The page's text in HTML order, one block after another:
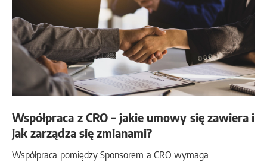
Współpraca z CRO – jakie umowy się zawiera i
jak zarządza się zmianami?
Współpraca pomiędzy Sponsorem a CRO wymaga